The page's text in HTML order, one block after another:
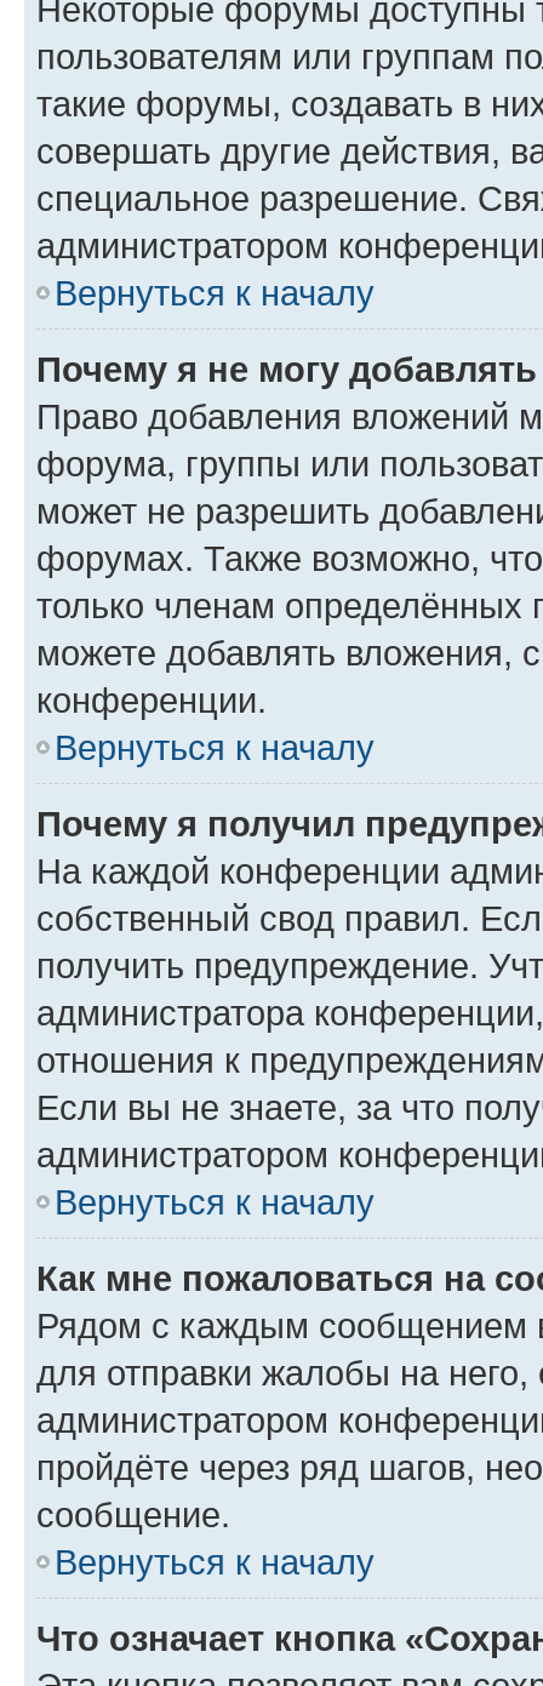
Некоторые форумы доступны
пользователям или группам
такие форумы, создавать в
совершать другие действия,
специальное разрешение.
администратором
Вернуться к началу
Почему я не могу
Право добавления вложений
форума, группы или
может не разрешить
форумах. Также возможно,
только членам определённых
можете добавлять вложения,
конференции.
Вернуться к началу
Почему я получил
На каждой конференции
собственный свод правил.
получить предупреждение.
администратора
отношения к
Если вы не знаете, за что
администратором
Вернуться к началу
Как мне пожаловаться на
Рядом с каждым сообщением
для отправки жалобы на
администратором
пройдёте через ряд шагов,
сообщение.
Вернуться к началу
Что означает кнопка